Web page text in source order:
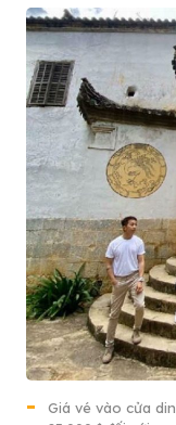
Giá vé vào cửa